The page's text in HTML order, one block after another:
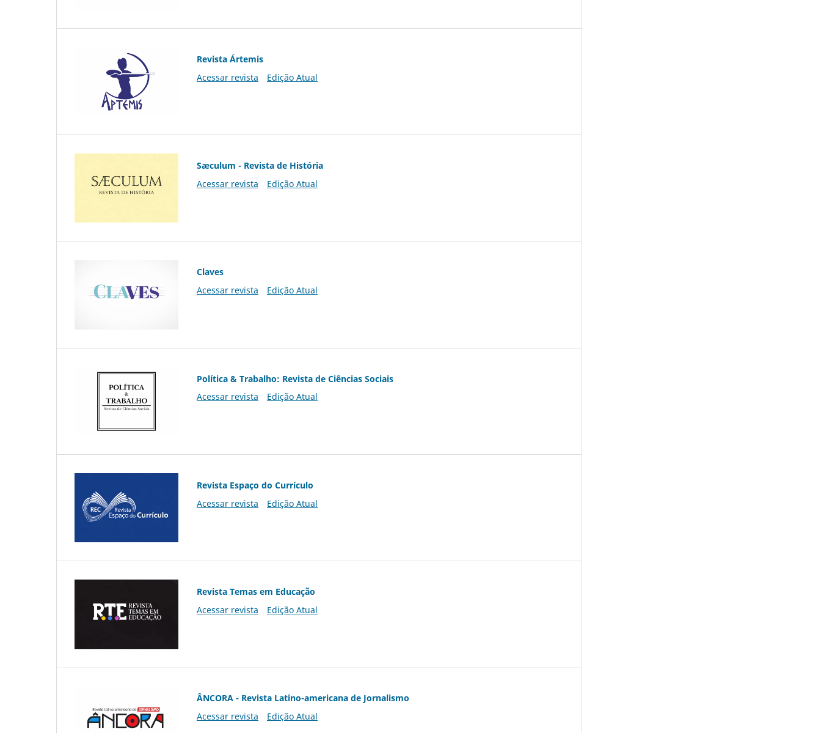
Revista Ártemis
Acessar revista
Edição Atual
Sæculum - Revista de História
Acessar revista
Edição Atual
Claves
Acessar revista
Edição Atual
Política & Trabalho: Revista de Ciências Sociais
Acessar revista
Edição Atual
Revista Espaço do Currículo
Acessar revista
Edição Atual
Revista Temas em Educação
Acessar revista
Edição Atual
ÂNCORA - Revista Latino-americana de Jornalismo
Acessar revista
Edição Atual